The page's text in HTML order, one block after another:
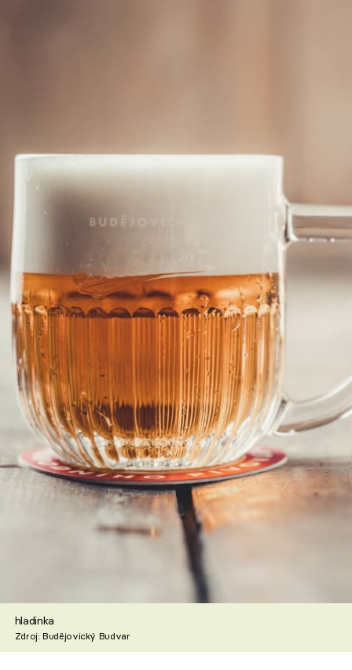
hladinka
Zdroj: Budějovický Budvar